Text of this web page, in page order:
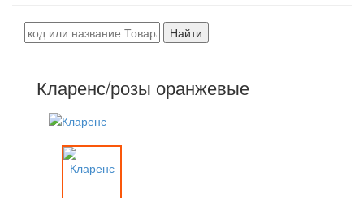
Найти
Кларенс/розы оранжевые